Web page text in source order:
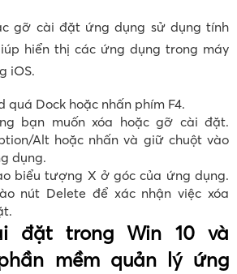
gỡ cài đặt ứng dụng sử dụng tính
hiển thị các ứng dụng trong máy
iOS.
quá Dock hoặc nhấn phím F4.
bạn muốn xóa hoặc gỡ cài đặt.
Alt hoặc nhấn và giữ chuột vào
dụng.
biểu tượng X ở góc của ứng dụng.
nút Delete để xác nhận việc xóa
đặt trong Win 10 và
mềm quản lý ứng